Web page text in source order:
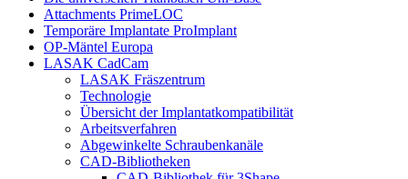
Attachments PrimeLOC
Temporäre Implantate ProImplant
OP-Mäntel Europa
LASAK CadCam
LASAK Fräszentrum
Technologie
Übersicht der Implantatkompatibilität
Arbeitsverfahren
Abgewinkelte Schraubenkanäle
CAD-Bibliotheken